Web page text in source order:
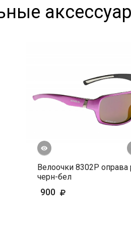
сравнению
В избранное
Велоочки 8302Р оправа
черн-бел
900